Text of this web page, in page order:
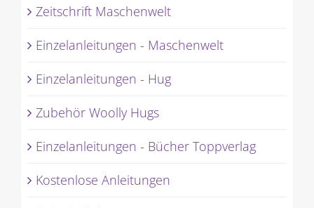
Zeitschrift Maschenwelt
Einzelanleitungen - Maschenwelt
Einzelanleitungen - Hug
Zubehör Woolly Hugs
Einzelanleitungen - Bücher Toppverlag
Kostenlose Anleitungen